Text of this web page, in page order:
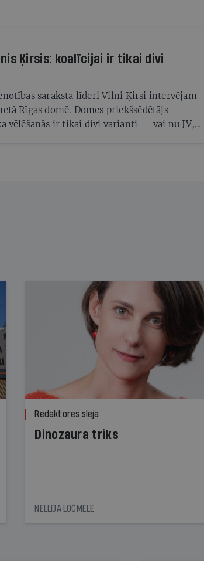
Ķirsis: koalīcijai ir tikai divi
saraksta līderi Vilni Ķirsi intervējam
Rīgas domē. Domes priekšsēdētājs
vēlēšanās ir tikai divi varianti — vai nu JV,
Redaktores sleja
Dinozaura triks
NELLIJA LOČMELE